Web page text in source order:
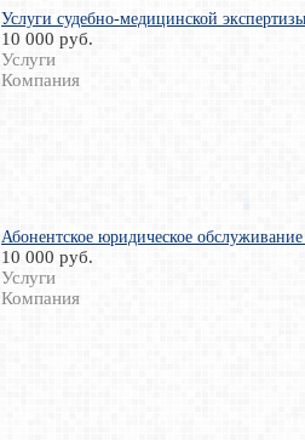
Услуги судебно-медицинской
10 000 руб.
Услуги
Компания
Абонентское юридическое
10 000 руб.
Услуги
Компания